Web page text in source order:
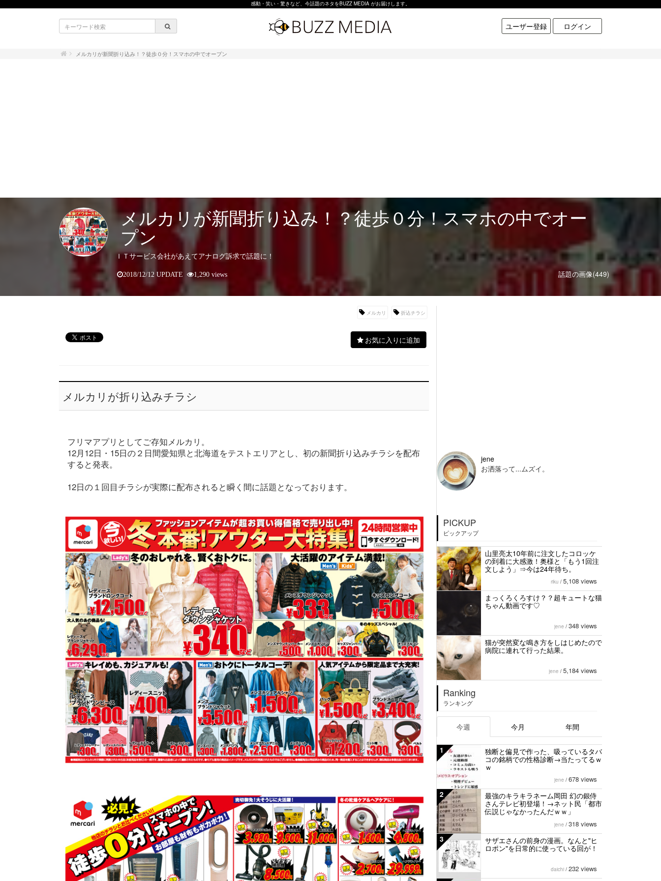
感動・笑い・驚きなど、今話題のネタをBUZZ MEDIA がお届けします。
ユーザー登録 ログイン
メルカリが新聞折り込み！？徒歩０分！スマホの中でオープン
メルカリが新聞折り込み！？徒歩０分！スマホの中でオー
プン
ＩＴサービス会社があえてアナログ訴求で話題に！
話題の画像(449)
2018/12/12 UPDATE 1,290 views
メルカリ 折込チラシ
お気に入りに追加
メルカリが折り込みチラシ
フリマアプリとしてご存知メルカリ。
12月12日・15日の２日間愛知県と北海道をテストエリアとし、初の新聞折り込みチラシを配布
すると発表。
12日の１回目チラシが実際に配布されると瞬く間に話題となっております。
jene
お洒落って...ムズイ。
PICKUP
ピックアップ
山里亮太10年前に注文したコロッケ
の到着に大感激！奥様と「もう1回注
文しよう」⇒今は24年待ち。
riku / 5,108 views
まっくろくろすけ？？超キュートな猫
ちゃん動画です♡
jene / 348 views
猫が突然変な鳴き方をしはじめたので
病院に連れて行った結果。
jene / 5,184 views
Ranking
ランキング
今週 今月 年間
1
独断と偏見で作った、吸っているタバ
コの銘柄での性格診断→当たってるｗ
ｗ
jene / 678 views
2
最強のキラキラネーム岡田 幻の銀侍
さんテレビ初登場！→ネット民「都市
伝説じゃなかったんだｗｗ」
jene / 318 views
3
サザエさんの前身の漫画。なんと"ヒ
ロポン"を日常的に使っている回が！
daichi / 232 views